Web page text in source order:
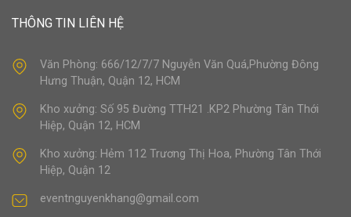
THÔNG TIN LIÊN HỆ
Văn Phòng: 666/12/7/7 Nguyễn Văn Quá,Phường Đông
Hưng Thuận, Quận 12, HCM
Kho xưởng: Số 95 Đường TTH21 .KP2 Phường Tân Thới
Hiệp, Quận 12, HCM
Kho xưởng: Hẻm 112 Trương Thị Hoa, Phường Tân Thới
Hiệp, Quận 12
eventnguyenkhang@gmail.com